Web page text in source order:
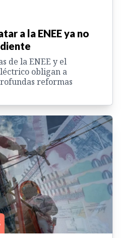
a la ENEE ya no
de la ENEE y el
obligan a
reformas